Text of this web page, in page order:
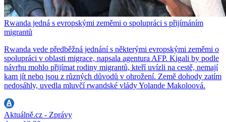
Rwanda jedná s evropskými zeměmi o spolupráci s přijímáním
migrantů
Rwanda vede předběžná jednání s některými evropskými zeměmi o
spolupráci v oblasti migrace, napsala agentura AFP. Kigali by podle
návrhu mohlo přijímat rodiny migrantů, kteří uvízli na cestě, nemají
kam jít nebo jsou z různých důvodů v ohrožení. Země dohody zatím
nedosáhly, uvedla mluvčí rwandské vlády Yolande Makoloová.
Aktuálně.cz - Zprávy